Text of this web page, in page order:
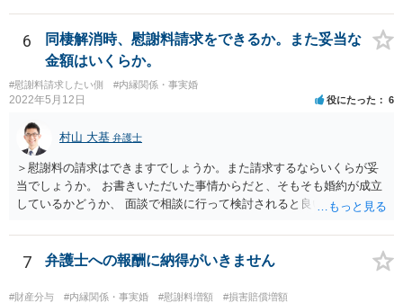
の事情からははっきりしませんので、早めに弁護士に面談相談する方
がいいでしょう。 場合によっては弁護士名で通知等出してもらうほう
がいいかもしれません。
6
同棲解消時、慰謝料請求をできるか。また妥当な
金額はいくらか。
#慰謝料請求したい側 #内縁関係・事実婚
2022年5月12日 役にたった 6
村山 大基 弁護士
＞慰謝料の請求はできますでしょうか。また請求するならいくらが妥
当でしょうか。 お書きいただいた事情からだと、そもそも婚約が成立
しているかどうか、 面談で相談に行って検討されると良いと思いま
あるからです。 他方で、実際問題として同棲のために金銭的不利益が
生じているので、 厳密に婚約が成立しているかどうかは別として、話
す。 相手としても、裁判までして争って支払いゼロを目指すよりは、
7 弁護士への報酬に納得がいきません
#財産分与 #内縁関係・事実婚 #慰謝料増額 #損害賠償増額